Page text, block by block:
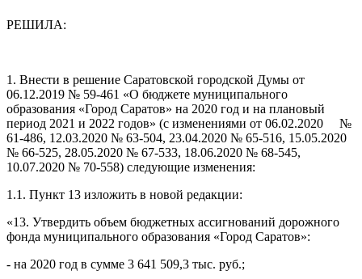
РЕШИЛА:
1. Внести в решение Саратовской городской Думы от
06.12.2019 № 59-461 «О бюджете муниципального
образования «Город Саратов» на 2020 год и на плановый
период 2021 и 2022 годов» (с изменениями от 06.02.2020 №
61-486, 12.03.2020 № 63-504, 23.04.2020 № 65-516, 15.05.2020
№ 66-525, 28.05.2020 № 67-533, 18.06.2020 № 68-545,
10.07.2020 № 70-558) следующие изменения:
1.1. Пункт 13 изложить в новой редакции:
«13. Утвердить объем бюджетных ассигнований дорожного
фонда муниципального образования «Город Саратов»:
- на 2020 год в сумме 3 641 509,3 тыс. руб.;